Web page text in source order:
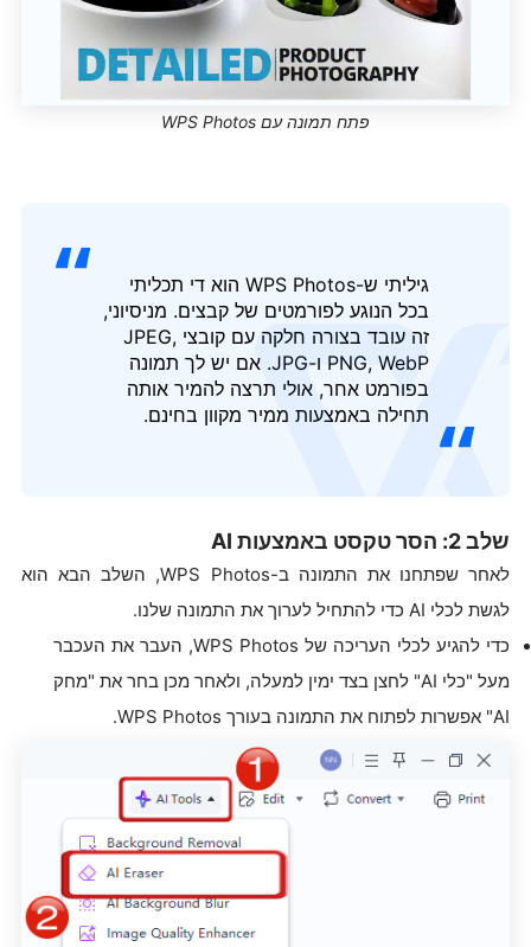
פתח תמונה עם WPS Photos
גיליתי ש-WPS Photos הוא די תכליתי
בכל הנוגע לפורמטים של קבצים. מניסיוני,
זה עובד בצורה חלקה עם קובצי JPEG,
PNG, WebP ו-JPG. אם יש לך תמונה
בפורמט אחר, אולי תרצה להמיר אותה
תחילה באמצעות ממיר מקוון בחינם.
שלב 2: הסר טקסט באמצעות AI
לאחר שפתחנו את התמונה ב-WPS Photos, השלב הבא הוא
לגשת לכלי AI כדי להתחיל לערוך את התמונה שלנו.
כדי להגיע לכלי העריכה של WPS Photos, העבר את העכבר
מעל "כלי AI" לחצן בצד ימין למעלה, ולאחר מכן בחר את "מחק
AI" אפשרות לפתוח את התמונה בעורך WPS Photos.